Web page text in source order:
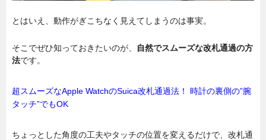
とはいえ、動作がぎこちなく見えてしまうのは事実。
そこでぜひ知っておきたいのが、
自然でスムーズな改札通過の方
法です。
超スムーズなApple WatchのSuica改札通過法！ 時計の裏側の”腕
タッチ”でもOK
ちょっとした角度の工夫やタッチの位置を変えるだけで、改札通